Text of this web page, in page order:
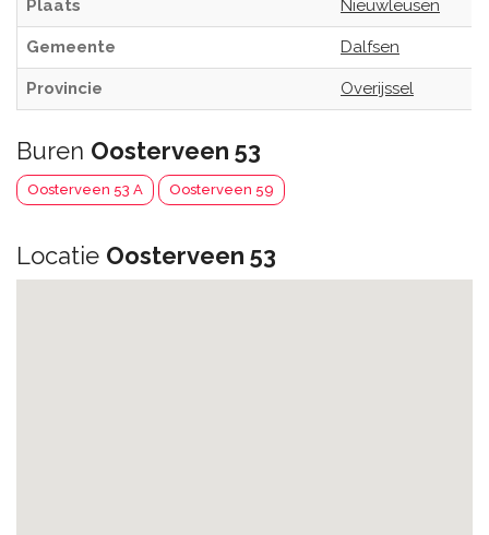
Plaats Nieuwleusen
Gemeente Dalfsen
Provincie Overijssel
Buren Oosterveen 53
Oosterveen 53 A Oosterveen 59
Locatie Oosterveen 53